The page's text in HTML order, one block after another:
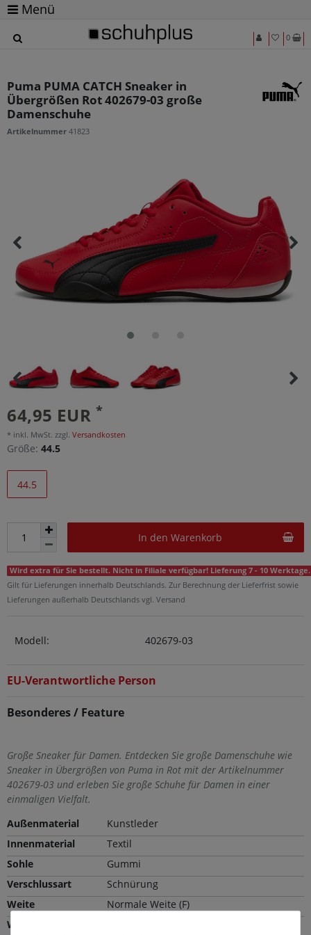
Menü
0
Puma PUMA CATCH Sneaker in
Übergrößen Rot 402679-03 große
Damenschuhe
Artikelnummer 41823
64,95 EUR *
* inkl. MwSt. zzgl. Versandkosten
Größe: 44.5
44.5
In den Warenkorb
Wird extra für Sie bestellt. Nicht in Filiale verfügbar! Lieferung 7 - 10 Werktage.
Gilt für Lieferungen innerhalb Deutschlands. Zur Berechnung der Lieferfrist sowie
Lieferungen außerhalb Deutschlands vgl. Versand
Modell: 402679-03
EU-Verantwortliche Person
Besonderes / Feature
Große Sneaker für Damen. Entdecken Sie große Damenschuhe wie
Sneaker in Übergrößen von Puma in Rot mit der Artikelnummer
402679-03 und erleben Sie große Schuhe für Damen in einer
einmaligen Vielfalt.
Außenmaterial
Kunstleder
Innenmaterial
Textil
Sohle
Gummi
Verschlussart
Schnürung
Weite
Normale Weite (F)
Wechselfußbett